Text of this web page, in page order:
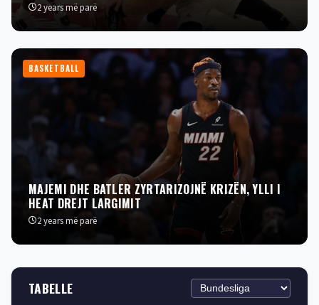
2 years më parë
BASKETBALL
MAJEMI DHE BATLER ZYRTARIZOJNË KRIZËN, YLLI I
HEAT DREJT LARGIMIT
2 years më parë
TABELLE